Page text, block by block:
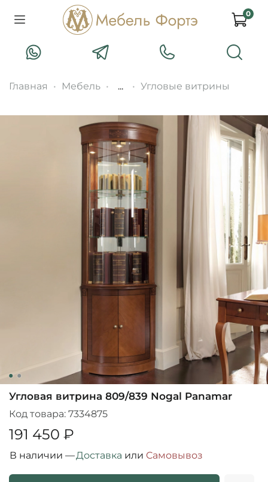
0
Главная Мебель ... Угловые витрины
Угловая витрина 809/839 Nogal Panamar
Код товара: 7334875
191 450 ₽
В наличии —Доставка или Cамовывоз